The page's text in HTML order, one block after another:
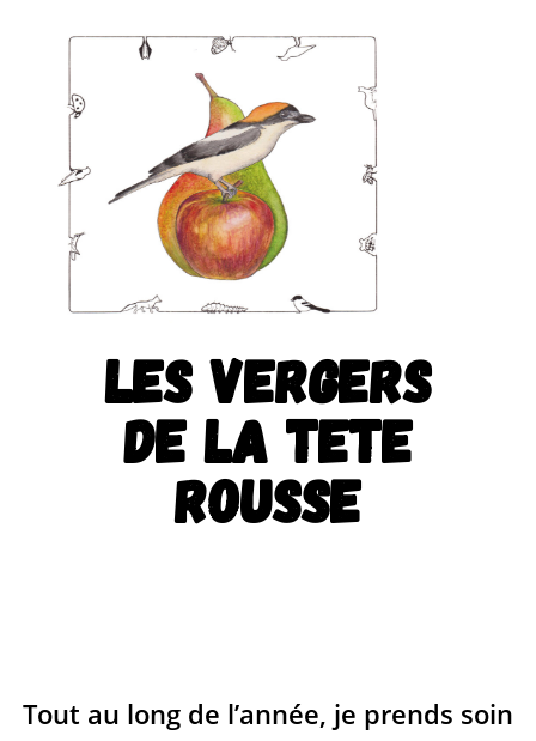
LES VERGERS
DE LA TETE
ROUSSE
Tout au long de l’année, je prends soin